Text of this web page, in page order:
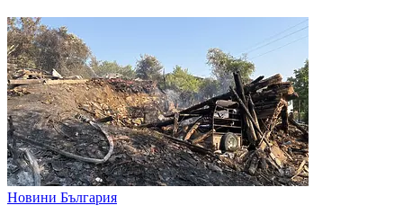
Новини България